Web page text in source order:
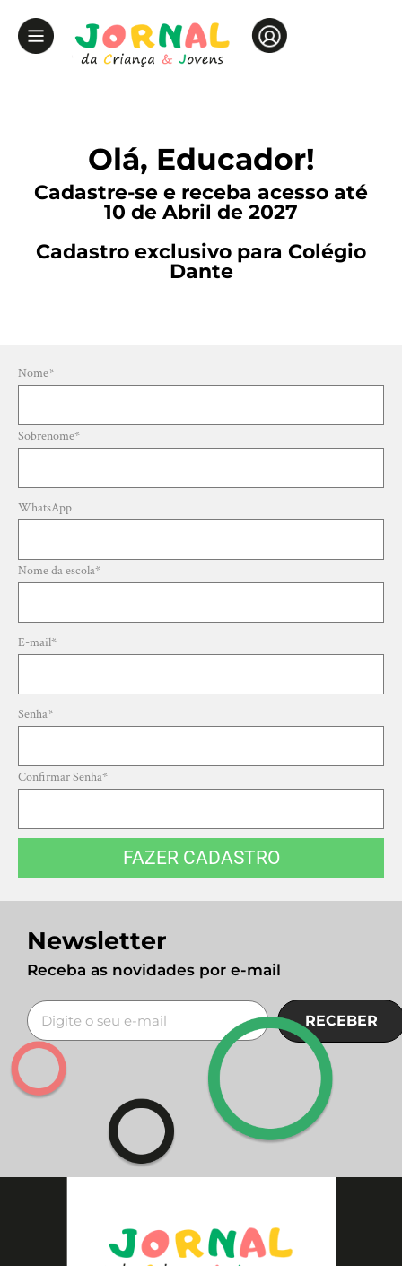
Olá, Educador!
Cadastre-se e receba acesso até
10 de Abril de 2027
Cadastro exclusivo para Colégio
Dante
Nome*
Sobrenome*
WhatsApp
Nome da escola*
E-mail*
Senha*
Confirmar Senha*
FAZER CADASTRO
Newsletter
Receba as novidades por e-mail
RECEBER